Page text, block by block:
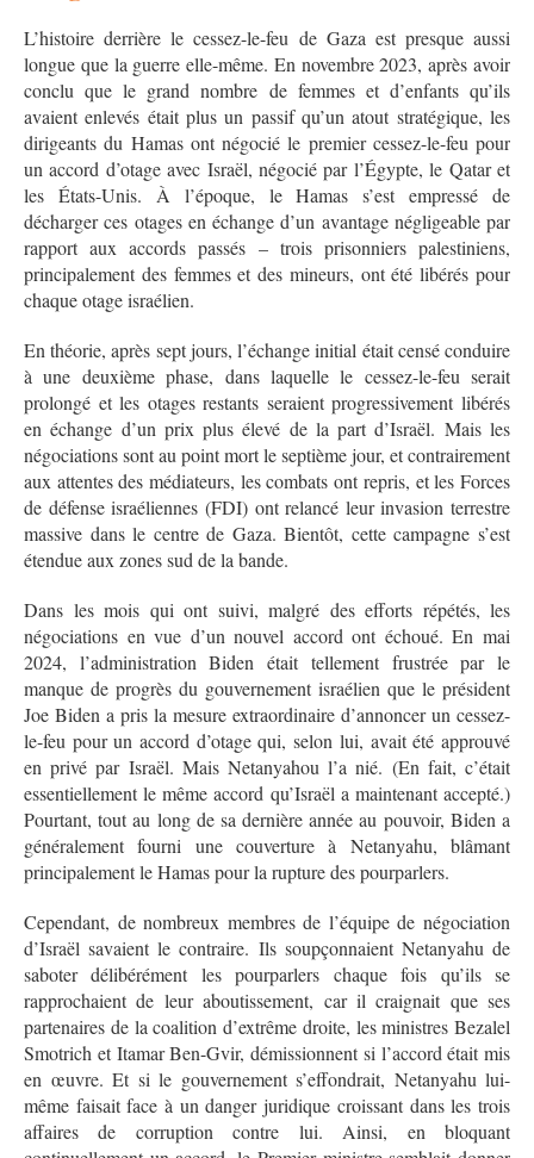
L’histoire derrière le cessez-le-feu de Gaza est presque aussi
longue que la guerre elle-même. En novembre 2023, après avoir
conclu que le grand nombre de femmes et d’enfants qu’ils
avaient enlevés était plus un passif qu’un atout stratégique, les
dirigeants du Hamas ont négocié le premier cessez-le-feu pour
un accord d’otage avec Israël, négocié par l’Égypte, le Qatar et
les États-Unis. À l’époque, le Hamas s’est empressé de
décharger ces otages en échange d’un avantage négligeable par
rapport aux accords passés – trois prisonniers palestiniens,
principalement des femmes et des mineurs, ont été libérés pour
chaque otage israélien.
En théorie, après sept jours, l’échange initial était censé conduire
à une deuxième phase, dans laquelle le cessez-le-feu serait
prolongé et les otages restants seraient progressivement libérés
en échange d’un prix plus élevé de la part d’Israël. Mais les
négociations sont au point mort le septième jour, et contrairement
aux attentes des médiateurs, les combats ont repris, et les Forces
de défense israéliennes (FDI) ont relancé leur invasion terrestre
massive dans le centre de Gaza. Bientôt, cette campagne s’est
étendue aux zones sud de la bande.
Dans les mois qui ont suivi, malgré des efforts répétés, les
négociations en vue d’un nouvel accord ont échoué. En mai
2024, l’administration Biden était tellement frustrée par le
manque de progrès du gouvernement israélien que le président
Joe Biden a pris la mesure extraordinaire d’annoncer un cessez-
le-feu pour un accord d’otage qui, selon lui, avait été approuvé
en privé par Israël. Mais Netanyahou l’a nié. (En fait, c’était
essentiellement le même accord qu’Israël a maintenant accepté.)
Pourtant, tout au long de sa dernière année au pouvoir, Biden a
généralement fourni une couverture à Netanyahu, blâmant
principalement le Hamas pour la rupture des pourparlers.
Cependant, de nombreux membres de l’équipe de négociation
d’Israël savaient le contraire. Ils soupçonnaient Netanyahu de
saboter délibérément les pourparlers chaque fois qu’ils se
rapprochaient de leur aboutissement, car il craignait que ses
partenaires de la coalition d’extrême droite, les ministres Bezalel
Smotrich et Itamar Ben-Gvir, démissionnent si l’accord était mis
en œuvre. Et si le gouvernement s’effondrait, Netanyahu lui-
même faisait face à un danger juridique croissant dans les trois
affaires de corruption contre lui. Ainsi, en bloquant